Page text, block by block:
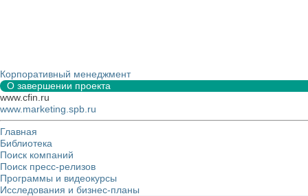
Корпоративный менеджмент
О завершении проекта
www.cfin.ru
www.marketing.spb.ru
Главная
Библиотека
Поиск компаний
Поиск пресс-релизов
Программы и видеокурсы
Исследования и бизнес-планы